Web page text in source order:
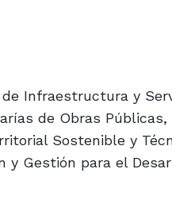
Infraestructura y
de Obras Públicas,
Sostenible y
y Gestión para el